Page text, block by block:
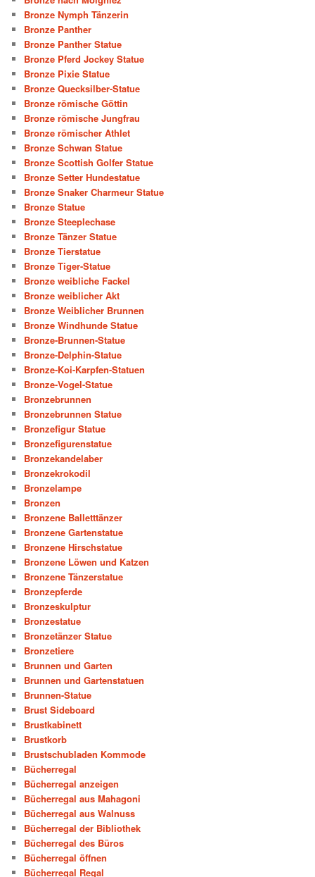
Bronze Nymph Tänzerin
Bronze Panther
Bronze Panther Statue
Bronze Pferd Jockey Statue
Bronze Pixie Statue
Bronze Quecksilber-Statue
Bronze römische Göttin
Bronze römische Jungfrau
Bronze römischer Athlet
Bronze Schwan Statue
Bronze Scottish Golfer Statue
Bronze Setter Hundestatue
Bronze Snaker Charmeur Statue
Bronze Statue
Bronze Steeplechase
Bronze Tänzer Statue
Bronze Tierstatue
Bronze Tiger-Statue
Bronze weibliche Fackel
Bronze weiblicher Akt
Bronze Weiblicher Brunnen
Bronze Windhunde Statue
Bronze-Brunnen-Statue
Bronze-Delphin-Statue
Bronze-Koi-Karpfen-Statuen
Bronze-Vogel-Statue
Bronzebrunnen
Bronzebrunnen Statue
Bronzefigur Statue
Bronzefigurenstatue
Bronzekandelaber
Bronzekrokodil
Bronzelampe
Bronzen
Bronzene Balletttänzer
Bronzene Gartenstatue
Bronzene Hirschstatue
Bronzene Löwen und Katzen
Bronzene Tänzerstatue
Bronzepferde
Bronzeskulptur
Bronzestatue
Bronzetänzer Statue
Bronzetiere
Brunnen und Garten
Brunnen und Gartenstatuen
Brunnen-Statue
Brust Sideboard
Brustkabinett
Brustkorb
Brustschubladen Kommode
Bücherregal
Bücherregal anzeigen
Bücherregal aus Mahagoni
Bücherregal aus Walnuss
Bücherregal der Bibliothek
Bücherregal des Büros
Bücherregal öffnen
Bücherregal Regal